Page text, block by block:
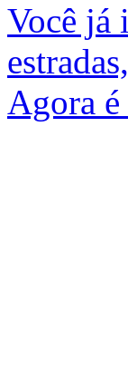
Você já
Agora é